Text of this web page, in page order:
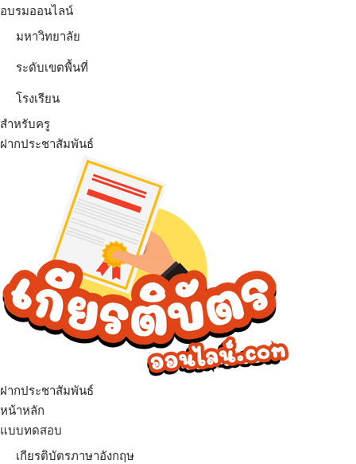
อบรมออนไลน์
มหาวิทยาลัย
ระดับเขตพื้นที่
โรงเรียน
สำหรับครู
ฝากประชาสัมพันธ์
ฝากประชาสัมพันธ์
เมนู
หน้าหลัก
แบบทดสอบ
เกียรติบัตรภาษาอังกฤษ